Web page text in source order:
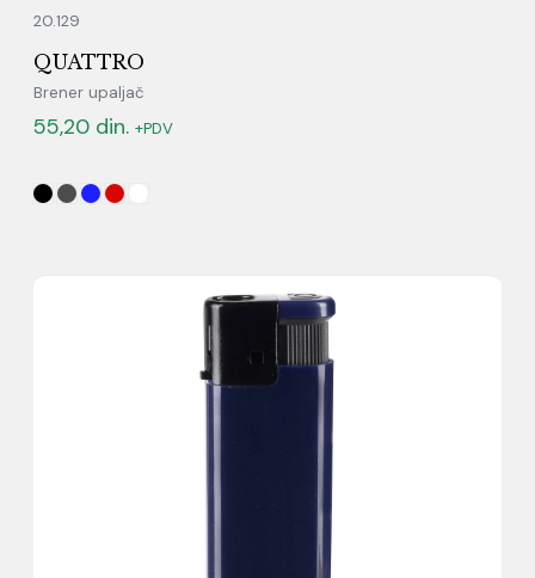
20.129
QUATTRO
Brener upaljač
55,20 din. +PDV